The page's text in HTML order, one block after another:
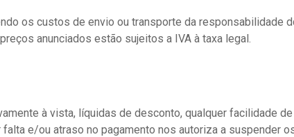
os custos de envio ou transporte da responsabilidade
anunciados estão sujeitos a IVA à taxa legal.
à vista, líquidas de desconto, qualquer facilidade
e/ou atraso no pagamento nos autoriza a suspender